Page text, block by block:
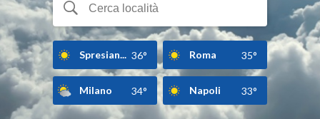
Spresian... 36° Roma 35°
Milano 34° Napoli 33°